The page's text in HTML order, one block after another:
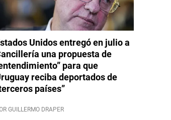
Unidos entregó en julio a
una propuesta de
para que
reciba deportados de
países”
GUILLERMO DRAPER